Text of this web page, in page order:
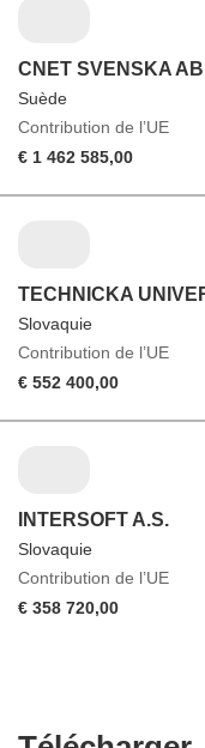
CNET SVENSKA AB
Suède
Contribution de l’UE
€ 1 462 585,00
TECHNICKA
Slovaquie
Contribution de l’UE
€ 552 400,00
INTERSOFT A.S.
Slovaquie
Contribution de l’UE
€ 358 720,00